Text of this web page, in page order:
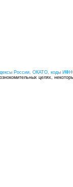
России, ОКАТО, коды
целях,